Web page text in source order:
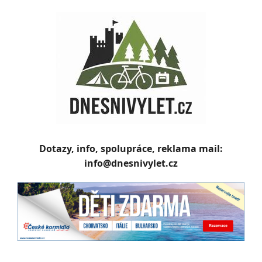
Dotazy, info, spolupráce, reklama mail:
info@dnesnivylet.cz